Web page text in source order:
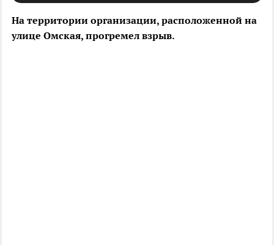
На территории организации, расположенной на
улице Омская, прогремел взрыв.